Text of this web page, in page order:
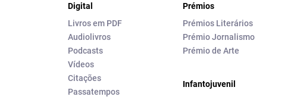
Digital
Livros em PDF
Audiolivros
Podcasts
Vídeos
Citações
Passatempos
Prémios
Prémios Literários
Prémio Jornalismo
Prémio de Arte
Infantojuvenil